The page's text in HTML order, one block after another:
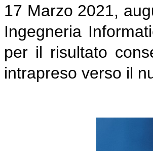
17 Marzo 2021,
Ingegneria
per il risultato
intrapreso verso il